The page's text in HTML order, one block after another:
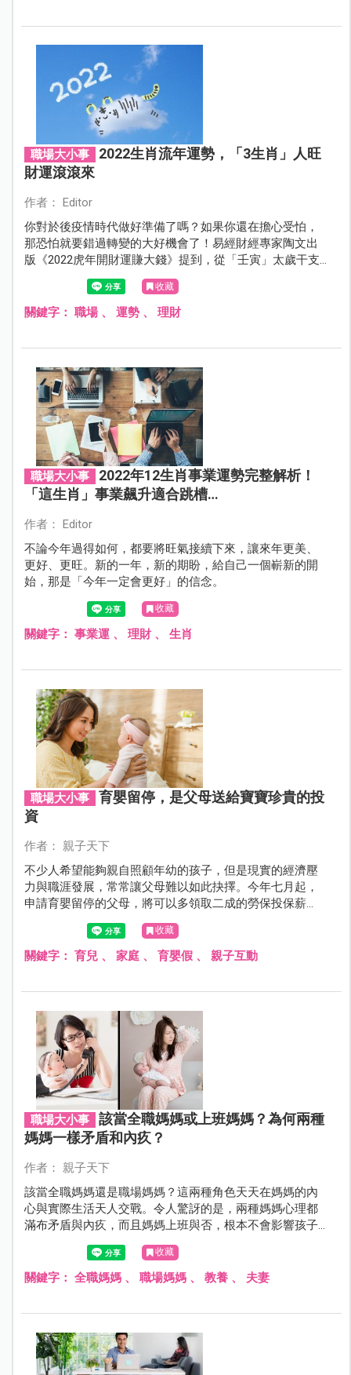
職場大小事
2022生肖流年運勢，「3生肖」人旺
財運滾滾來
作者： Editor
你對於後疫情時代做好準備了嗎？如果你還在擔心受怕，
那恐怕就要錯過轉變的大好機會了！易經財經專家陶文出
版《2022虎年開財運賺大錢》提到，從「壬寅」太歲干支
組合的角度觀察，發覺2022老虎年真的是個適宜用「三陽
開泰」與「否極泰來」形容的一年。
收藏
關鍵字： 職場、 運勢、 理財
職場大小事
2022年12生肖事業運勢完整解析！
「這生肖」事業飆升適合跳槽…
作者： Editor
不論今年過得如何，都要將旺氣接續下來，讓來年更美、
更好、更旺。新的一年，新的期盼，給自己一個嶄新的開
始，那是「今年一定會更好」的信念。
收藏
關鍵字： 事業運、 理財、 生肖
職場大小事
育嬰留停，是父母送給寶寶珍貴的投
資
作者： 親子天下
不少人希望能夠親自照顧年幼的孩子，但是現實的經濟壓
力與職涯發展，常常讓父母難以如此抉擇。今年七月起，
申請育嬰留停的父母，將可以多領取二成的勞保投保薪
資。無論是否負擔得起、或能否割捨得下，育嬰留停本
身，就是影響孩子一生的珍貴禮物與投資。
收藏
關鍵字： 育兒、 家庭、 育嬰假、 親子互動
職場大小事
該當全職媽媽或上班媽媽？為何兩種
媽媽一樣矛盾和內疚？
作者： 親子天下
該當全職媽媽還是職場媽媽？這兩種角色天天在媽媽的內
心與實際生活天人交戰。令人驚訝的是，兩種媽媽心理都
滿布矛盾與內疚，而且媽媽上班與否，根本不會影響孩子
的發展。既然兩種媽媽都可以帶出優秀的孩子，媽媽們該
怎麼在兩種角色間悠遊？收藏
關鍵字： 全職媽媽、 職場媽媽、 教養、 夫妻